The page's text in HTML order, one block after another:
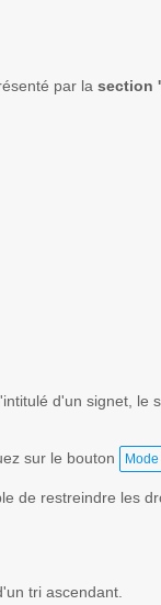
par la section
d'un signet, le
sur le bouton
de restreindre les
tri ascendant.